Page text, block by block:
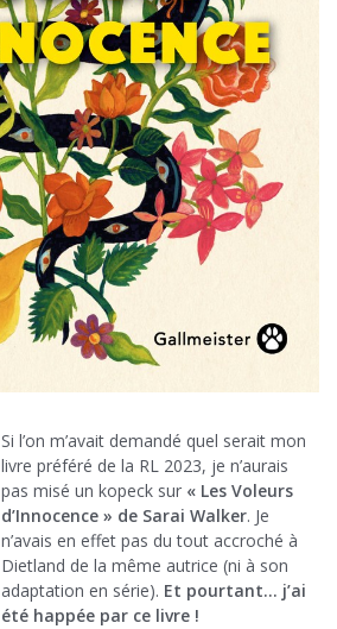
Si l’on m’avait demandé quel serait mon
livre préféré de la RL 2023, je n’aurais
pas misé un kopeck sur « Les Voleurs
d’Innocence » de Sarai Walker. Je
n’avais en effet pas du tout accroché à
Dietland de la même autrice (ni à son
adaptation en série). Et pourtant… j’ai
été happée par ce livre !